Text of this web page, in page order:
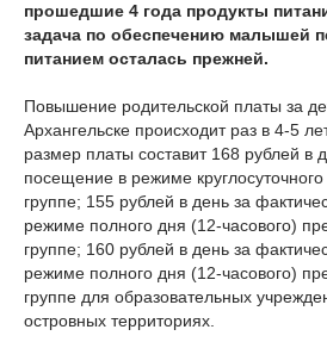
прошедшие 4 года продукты
задача по обеспечению малышей
питанием осталась прежней.
Повышение родительской платы за
Архангельске происходит раз в 4-5
размер платы составит 168 рублей в
посещение в режиме
группе; 155 рублей в день за
режиме полного дня (12-часового)
группе; 160 рублей в день за
режиме полного дня (12-часового)
группе для образовательных
островных территориях.